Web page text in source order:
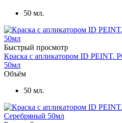
50 мл.
Быстрый просмотр
Краска с апликатором ID PEINT.
50мл
Объём
50 мл.